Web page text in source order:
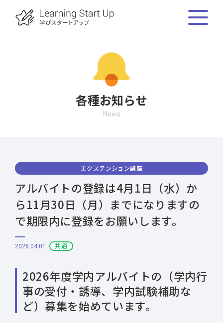
各種お知らせ
News
エクステンション講座
アルバイトの登録は4月1日（水）か
ら11月30日（月）までになりますの
で期限内に登録をお願いします。
2026.04.01 共通
2026年度学内アルバイトの（学内行
事の受付・誘導、学内試験補助な
ど）募集を始めています。